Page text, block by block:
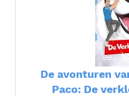
De avonturen
Paco: De